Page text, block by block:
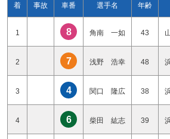
着 事故 車番 選手名 年齢
1 8 角南 一如 43
2 7 浅野 浩幸 48
3 4 関口 隆広 38
4 6 柴田 紘志 39